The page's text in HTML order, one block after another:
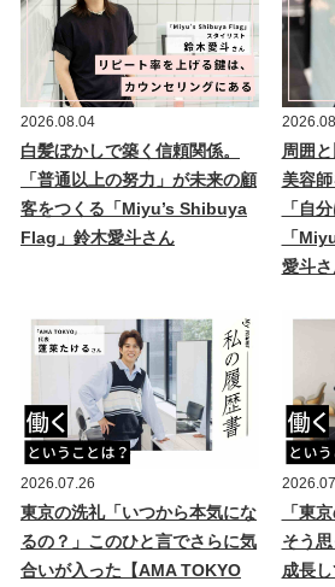
2026.08.04
白髪ぼかしで築く信頼関係。
「普通以上の努力」が未来の顧
客をつくる「Miyu’s Shibuya
Flag」鈴木愛斗さん
周囲
美容
「自
「
愛斗
2026.07.26
東京の洗礼「いつから本気にな
るの？」このひと言でさらに気
合いが入った【AMA TOKYO
「東
そう
成長